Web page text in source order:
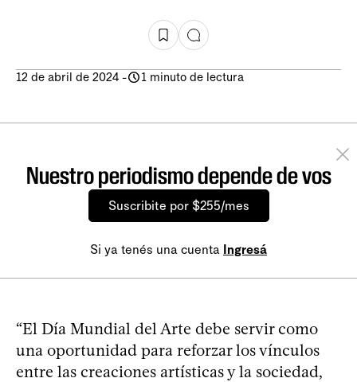
12 de abril de 2024 - 1 minuto de lectura
Nuestro periodismo depende de vos
Suscribite por $255/mes
Si ya tenés una cuenta Ingresá
“El Día Mundial del Arte debe servir como
una oportunidad para reforzar los vínculos
entre las creaciones artísticas y la sociedad,